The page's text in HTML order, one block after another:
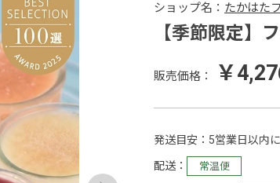
ショップ名： たかはた
【季節限定】
販売価格： ￥
発送目安 5営業日以内
配送 常温便